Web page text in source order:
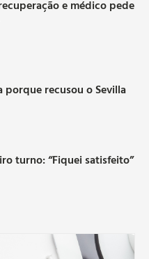
e médico pede
recusou o Sevilla
turno: “Fiquei satisfeito”